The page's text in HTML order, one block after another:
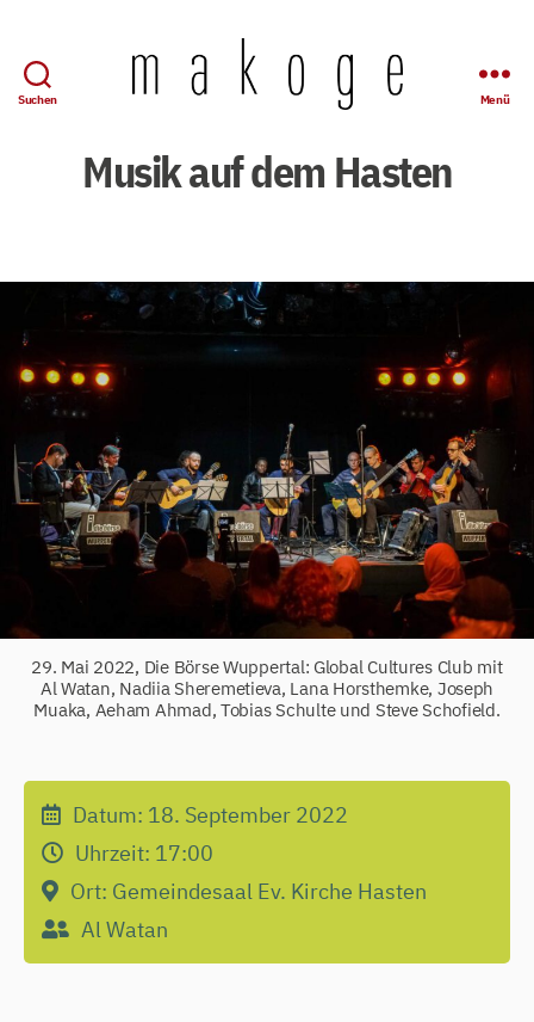
Suchen
Wuppertal
Menü
Musik auf dem Hasten
29. Mai 2022, Die Börse Wuppertal: Global Cultures Club mit
Al Watan, Nadiia Sheremetieva, Lana Horsthemke, Joseph
Muaka, Aeham Ahmad, Tobias Schulte und Steve Schofield.
Datum: 18. September 2022
Uhrzeit: 17:00
Ort: Gemeindesaal Ev. Kirche Hasten
Al Watan